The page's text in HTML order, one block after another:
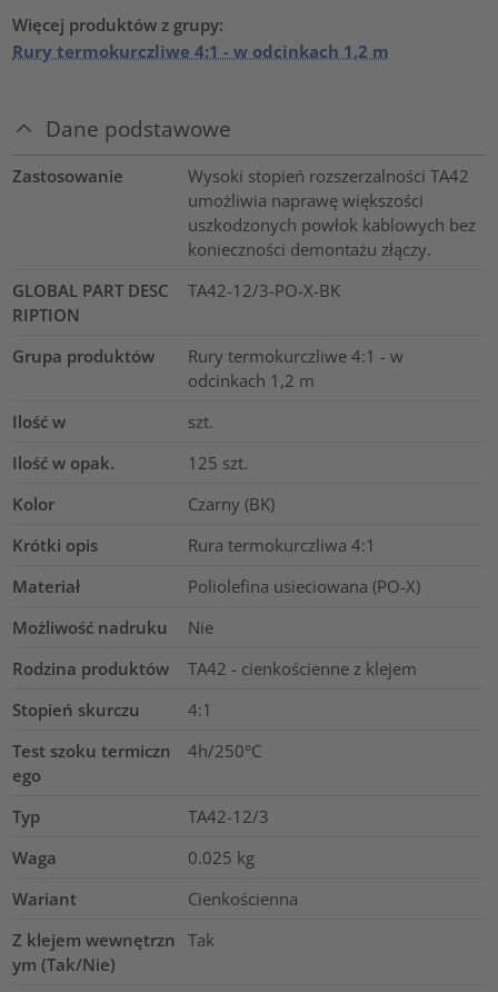
Więcej produktów z grupy:
Rury termokurczliwe 4:1 - w odcinkach 1,2 m
Dane podstawowe
Zastosowanie
Wysoki stopień rozszerzalności TA42
umożliwia naprawę większości
uszkodzonych powłok kablowych bez
konieczności demontażu złączy.
GLOBAL PART DESC
RIPTION
TA42-12/3-PO-X-BK
Grupa produktów
Rury termokurczliwe 4:1 - w
odcinkach 1,2 m
Ilość w
szt.
Ilość w opak.
125 szt.
Kolor
Czarny (BK)
Krótki opis
Rura termokurczliwa 4:1
Materiał
Poliolefina usieciowana (PO-X)
Możliwość nadruku
Nie
Rodzina produktów
TA42 - cienkościenne z klejem
Stopień skurczu
4:1
Test szoku termiczn
ego
4h/250°C
Typ
TA42-12/3
Waga
0.025 kg
Wariant
Cienkościenna
Z klejem wewnętrzn
ym (Tak/Nie)
Tak